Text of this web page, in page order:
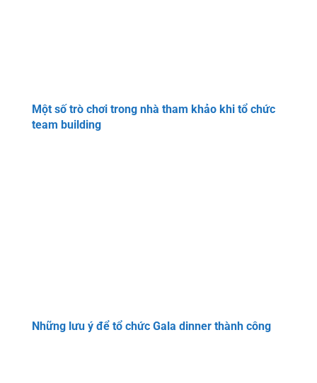
Một số trò chơi trong nhà tham khảo khi tổ chức
team building
Những lưu ý để tổ chức Gala dinner thành công